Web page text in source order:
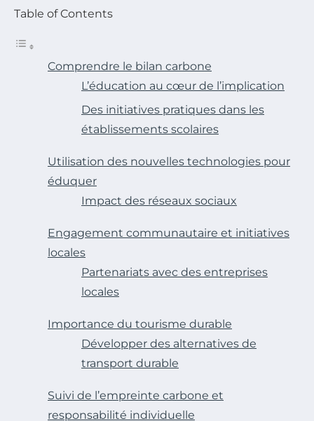
Table of Contents
Comprendre le bilan carbone
L’éducation au cœur de l’implication
Des initiatives pratiques dans les
établissements scolaires
Utilisation des nouvelles technologies pour
éduquer
Impact des réseaux sociaux
Engagement communautaire et initiatives
locales
Partenariats avec des entreprises
locales
Importance du tourisme durable
Développer des alternatives de
transport durable
Suivi de l’empreinte carbone et
responsabilité individuelle